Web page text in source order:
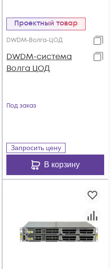
Проектный товар
DWDM-Волга-ЦОД
DWDM-система
Волга ЦОД
Под заказ
Запросить цену
В корзину